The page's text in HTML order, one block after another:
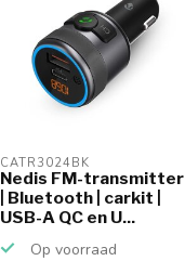
CATR3024BK
Nedis FM-transmitter
| Bluetooth | carkit |
USB-A QC en U...
Op voorraad